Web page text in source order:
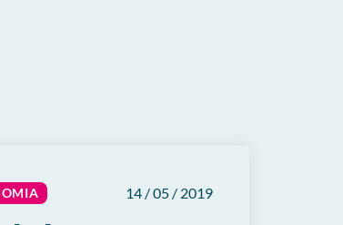
14 / 05 / 2019